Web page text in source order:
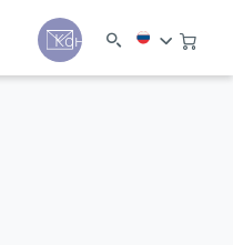
Контакты